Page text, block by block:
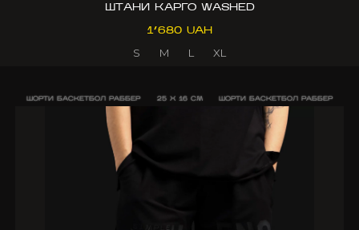
ШТАНИ КАРГО WASHED
1’680 UAH
S
M L XL
ШОРТИ БАСКЕТБОЛ РАББЕР 25 X 16 CM ШОРТИ БАСКЕТБОЛ РАББЕР